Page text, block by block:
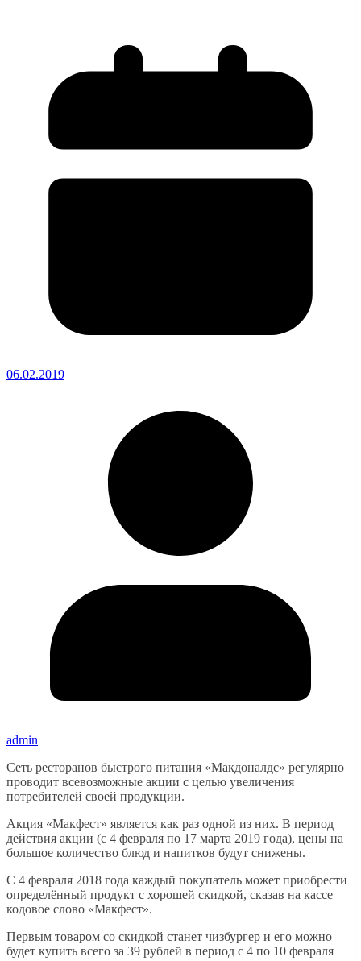
06.02.2019
admin
Сеть ресторанов быстрого питания «Макдоналдс» регулярно
проводит всевозможные акции с целью увеличения
потребителей своей продукции.
Акция «Макфест» является как раз одной из них. В период
действия акции (с 4 февраля по 17 марта 2019 года), цены на
большое количество блюд и напитков будут снижены.
С 4 февраля 2018 года каждый покупатель может приобрести
определённый продукт с хорошей скидкой, сказав на кассе
кодовое слово «Макфест».
Первым товаром со скидкой станет чизбургер и его можно
будет купить всего за 39 рублей в период с 4 по 10 февраля